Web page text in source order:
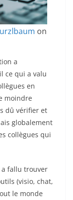
on
a
ce qui a valu
en
moindre
dû vérifier et
globalement
collègues qui
a fallu trouver
(visio, chat,
le monde